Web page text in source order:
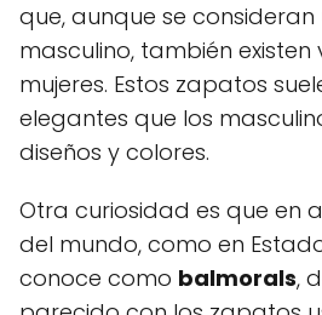
que, aunque se
masculino, también existen
mujeres. Estos zapatos
elegantes que los
diseños y colores.
Otra curiosidad es que en
del mundo, como en
conoce como balmorals,